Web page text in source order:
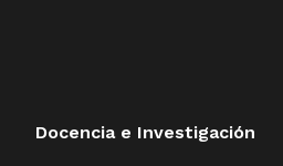
Docencia e Investigación